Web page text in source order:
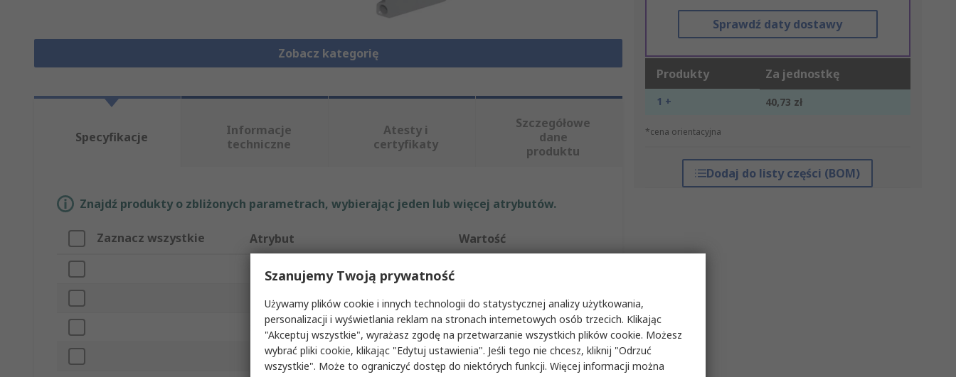
Zobacz kategorię
Sprawdź daty dostawy
Produkty Za jednostkę
1 + 40,73 zł
*cena orientacyjna
Dodaj do listy części (BOM)
Specyfikacje
Informacje
techniczne
Atesty i
certyfikaty
Szczegółowe
dane
produktu
Znajdź produkty o zbliżonych parametrach, wybierając jeden lub więcej atrybutów.
Zaznacz wszystkie Atrybut Wartość
Marka
Typ produktu Ochronnik przepięciowy
Seria HD185/36.F12.31.1
Typ montażu Szyna DIN
Szanujemy Twoją prywatność
Używamy plików cookie i innych technologii do statystycznej analizy użytkowania,
personalizacji i wyświetlania reklam na stronach internetowych osób trzecich. Klikając
"Akceptuj wszystkie", wyrażasz zgodę na przetwarzanie wszystkich plików cookie. Możesz
wybrać pliki cookie, klikając "Edytuj ustawienia". Jeśli tego nie chcesz, kliknij "Odrzuć
wszystkie". Może to ograniczyć dostęp do niektórych funkcji. Więcej informacji można